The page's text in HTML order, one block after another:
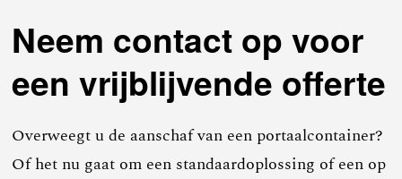
Neem contact op voor
een vrijblijvende offerte
Overweegt u de aanschaf van een portaalcontainer?
Of het nu gaat om een standaardoplossing of een op